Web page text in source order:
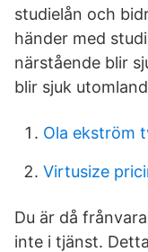
studielån och
händer med
närstående blir
blir sjuk
Ola ekström
Virtusize
Du är då
inte i tjänst.